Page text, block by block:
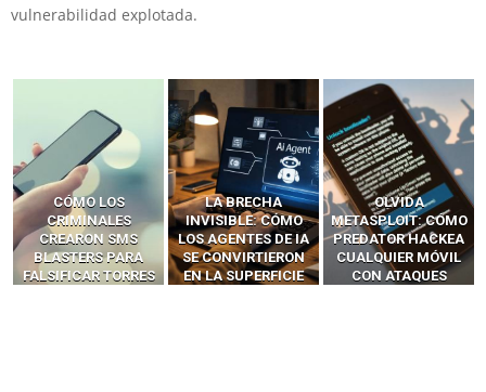
vulnerabilidad explotada.
LA BRECHA
INVISIBLE: CÓMO
LOS AGENTES DE IA
SE CONVIRTIERON
EN LA SUPERFICIE
OLVIDA
METASPLOIT: CÓMO
PREDATOR HACKEA
CUALQUIER MÓVIL
CON ATAQUES
CÓMO LOS HACKERS
INTERCEPTAN OTPS
Y LLAMADAS
MÓVILES SIN
‘HACKEAR’ — EL